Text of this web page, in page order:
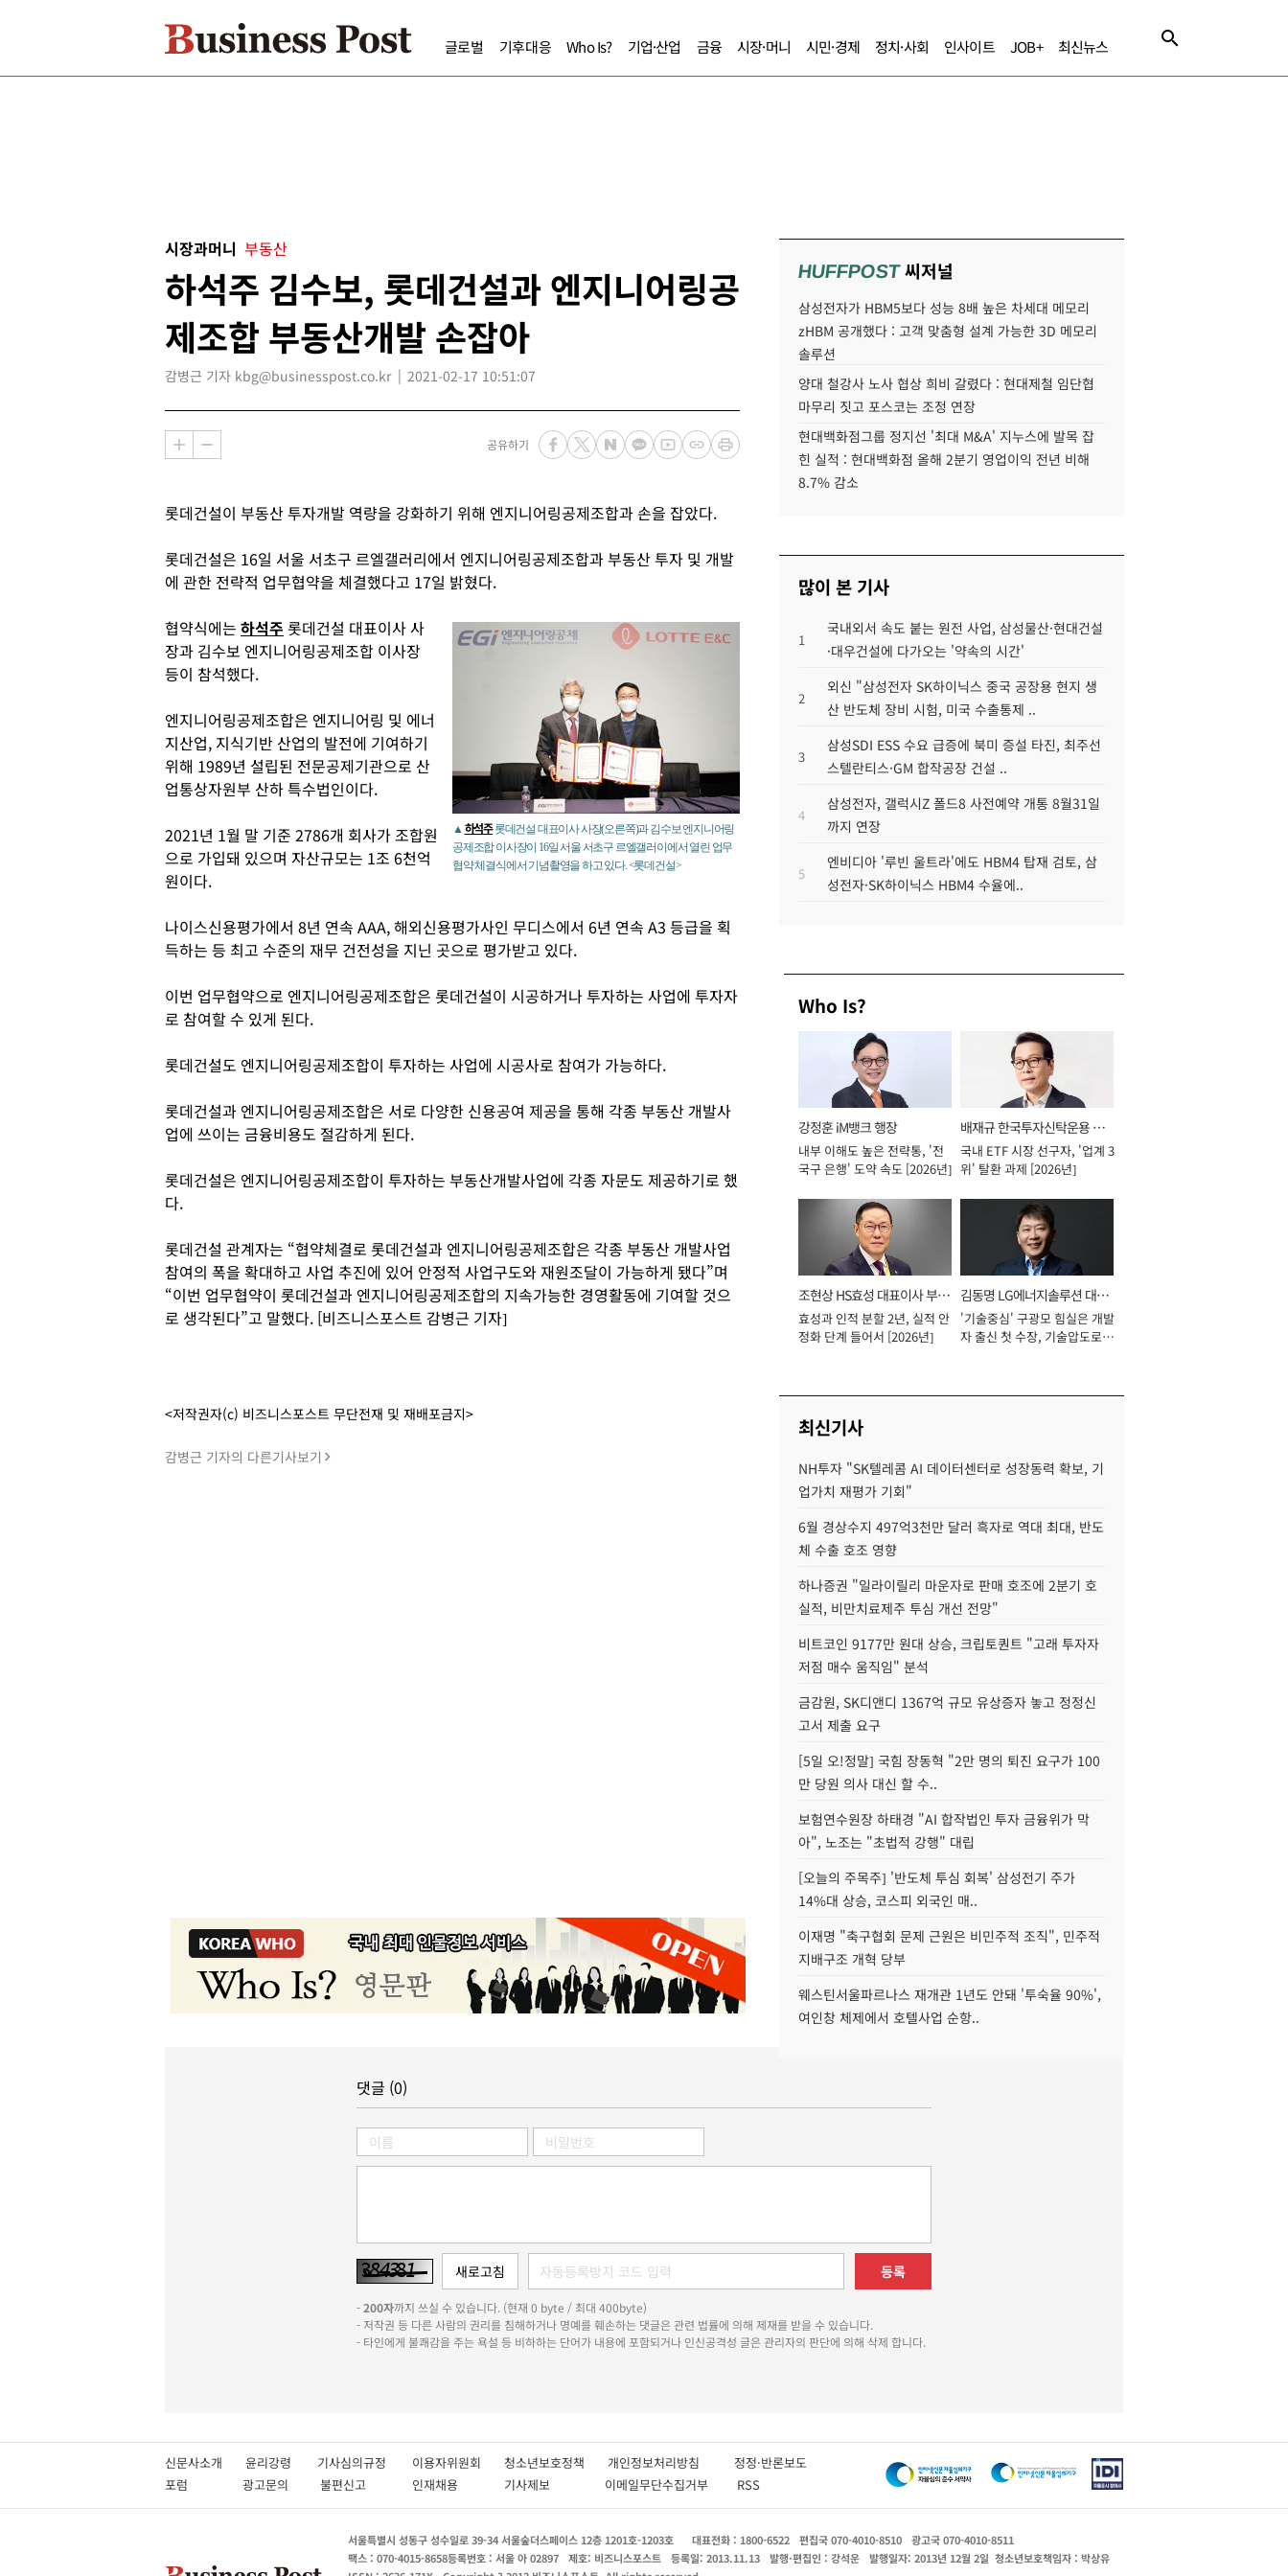
글로벌 기후대응 Who Is? 기업·산업 금융 시장·머니 시민·경제 정치·사회 인사이트 JOB+ 최신뉴스
시장과머니 부동산
하석주 김수보, 롯데건설과 엔지니어링공
제조합 부동산개발 손잡아
감병근 기자 kbg@businesspost.co.kr 2021-02-17 10:51:07
공유하기
롯데건설이 부동산 투자개발 역량을 강화하기 위해 엔지니어링공제조합과 손을 잡았다.
롯데건설은 16일 서울 서초구 르엘갤러리에서 엔지니어링공제조합과 부동산 투자 및 개발
에 관한 전략적 업무협약을 체결했다고 17일 밝혔다.
▲ 하석주롯데건설 대표이사 사장(오른쪽)과 김수보 엔지니어링
공제조합 이사장이 16일 서울 서초구 르엘갤러이에서 열린 업무
협약 체결식에서 기념촬영을 하고 있다. <롯데건설>
협약식에는 하석주 롯데건설 대표이사 사
장과 김수보 엔지니어링공제조합 이사장
등이 참석했다.
엔지니어링공제조합은 엔지니어링 및 에너
지산업, 지식기반 산업의 발전에 기여하기
위해 1989년 설립된 전문공제기관으로 산
업통상자원부 산하 특수법인이다.
2021년 1월 말 기준 2786개 회사가 조합원
으로 가입돼 있으며 자산규모는 1조 6천억
원이다.
나이스신용평가에서 8년 연속 AAA, 해외신용평가사인 무디스에서 6년 연속 A3 등급을 획
득하는 등 최고 수준의 재무 건전성을 지닌 곳으로 평가받고 있다.
이번 업무협약으로 엔지니어링공제조합은 롯데건설이 시공하거나 투자하는 사업에 투자자
로 참여할 수 있게 된다.
롯데건설도 엔지니어링공제조합이 투자하는 사업에 시공사로 참여가 가능하다.
롯데건설과 엔지니어링공제조합은 서로 다양한 신용공여 제공을 통해 각종 부동산 개발사
업에 쓰이는 금융비용도 절감하게 된다.
롯데건설은 엔지니어링공제조합이 투자하는 부동산개발사업에 각종 자문도 제공하기로 했
다.
롯데건설 관계자는 “협약체결로 롯데건설과 엔지니어링공제조합은 각종 부동산 개발사업
참여의 폭을 확대하고 사업 추진에 있어 안정적 사업구도와 재원조달이 가능하게 됐다”며
“이번 업무협약이 롯데건설과 엔지니어링공제조합의 지속가능한 경영활동에 기여할 것으
로 생각된다”고 말했다. [비즈니스포스트 감병근 기자]
<저작권자(c) 비즈니스포스트 무단전재 및 재배포금지>
감병근 기자의 다른기사보기
HUFFPOST씨저널
삼성전자가 HBM5보다 성능 8배 높은 차세대 메모리
zHBM 공개했다 : 고객 맞춤형 설계 가능한 3D 메모리
솔루션
양대 철강사 노사 협상 희비 갈렸다 : 현대제철 임단협
마무리 짓고 포스코는 조정 연장
현대백화점그룹 정지선 '최대 M&A' 지누스에 발목 잡
힌 실적 : 현대백화점 올해 2분기 영업이익 전년 비해
8.7% 감소
많이 본 기사
1
국내외서 속도 붙는 원전 사업, 삼성물산·현대건설
·대우건설에 다가오는 '약속의 시간'
2
외신 "삼성전자 SK하이닉스 중국 공장용 현지 생
산 반도체 장비 시험, 미국 수출통제 ..
3
삼성SDI ESS 수요 급증에 북미 증설 타진, 최주선
스텔란티스·GM 합작공장 건설 ..
4
삼성전자, 갤럭시Z 폴드8 사전예약 개통 8월31일
까지 연장
5
엔비디아 '루빈 울트라'에도 HBM4 탑재 검토, 삼
성전자·SK하이닉스 HBM4 수율에..
Who Is?
강정훈 iM뱅크 행장
내부 이해도 높은 전략통, '전
국구 은행' 도약 속도 [2026년]
배재규 한국투자신탁운용 대
표이사 사장
국내 ETF 시장 선구자, '업계 3
위' 탈환 과제 [2026년]
조현상 HS효성 대표이사 부회
장
효성과 인적 분할 2년, 실적 안
정화 단계 들어서 [2026년]
김동명 LG에너지솔루션 대표
이사 사장
'기술중심' 구광모 힘실은 개발
자 출신 첫 수장, 기술압도로
최신기사
NH투자 "SK텔레콤 AI 데이터센터로 성장동력 확보, 기
업가치 재평가 기회"
6월 경상수지 497억3천만 달러 흑자로 역대 최대, 반도
체 수출 호조 영향
하나증권 "일라이릴리 마운자로 판매 호조에 2분기 호
실적, 비만치료제주 투심 개선 전망"
비트코인 9177만 원대 상승, 크립토퀀트 "고래 투자자
저점 매수 움직임" 분석
금감원, SK디앤디 1367억 규모 유상증자 놓고 정정신
고서 제출 요구
[5일 오!정말] 국힘 장동혁 "2만 명의 퇴진 요구가 100
만 당원 의사 대신 할 수..
보험연수원장 하태경 "AI 합작법인 투자 금융위가 막
아", 노조는 "초법적 강행" 대립
[오늘의 주목주] '반도체 투심 회복' 삼성전기 주가
14%대 상승, 코스피 외국인 매..
이재명 "축구협회 문제 근원은 비민주적 조직", 민주적
지배구조 개혁 당부
웨스틴서울파르나스 재개관 1년도 안돼 '투숙율 90%',
여인창 체제에서 호텔사업 순항..
댓글 (0)
등록
-200자까지 쓰실 수 있습니다. (현재 0 byte / 최대 400byte)
- 저작권 등 다른 사람의 권리를 침해하거나 명예를 훼손하는 댓글은 관련 법률에 의해 제재를 받을 수 있습니다.
- 타인에게 불쾌감을 주는 욕설 등 비하하는 단어가 내용에 포함되거나 인신공격성 글은 관리자의 판단에 의해 삭제 합니다.
신문사소개 윤리강령 기사심의규정 이용자위원회 청소년보호정책 개인정보처리방침 정정·반론보도
포럼
광고문의 불편신고 인재채용 기사제보 이메일무단수집거부 RSS
서울특별시 성동구 성수일로 39-34 서울숲더스페이스 12층 1201호-1203호 대표전화 : 1800-6522 편집국 070-4010-8510
광고국 070-4010-8511
팩스 : 070-4015-8658등록번호 : 서울 아 02897 제호: 비즈니스포스트 등록일: 2013.11.13 발행·편집인 : 강석운 발행일자: 2013년 12월 2일 청소년보호책임자 : 박상유